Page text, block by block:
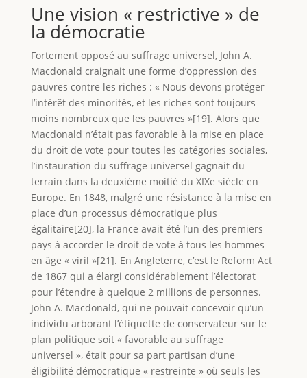
Une vision « restrictive » de
la démocratie
Fortement opposé au suffrage universel, John A.
Macdonald craignait une forme d’oppression des
pauvres contre les riches : « Nous devons protéger
l’intérêt des minorités, et les riches sont toujours
moins nombreux que les pauvres »[19]. Alors que
Macdonald n’était pas favorable à la mise en place
du droit de vote pour toutes les catégories sociales,
l’instauration du suffrage universel gagnait du
terrain dans la deuxième moitié du XIXe siècle en
Europe. En 1848, malgré une résistance à la mise en
place d’un processus démocratique plus
égalitaire[20], la France avait été l’un des premiers
pays à accorder le droit de vote à tous les hommes
en âge « viril »[21]. En Angleterre, c’est le Reform Act
de 1867 qui a élargi considérablement l’électorat
pour l’étendre à quelque 2 millions de personnes.
John A. Macdonald, qui ne pouvait concevoir qu’un
individu arborant l’étiquette de conservateur sur le
plan politique soit « favorable au suffrage
universel », était pour sa part partisan d’une
éligibilité démocratique « restreinte » où seuls les